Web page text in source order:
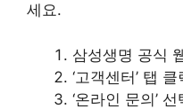
세요.
삼성생명 공식
‘고객센터’ 탭 클
‘온라인 문의’ 선